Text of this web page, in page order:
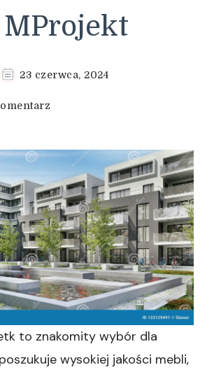
23 czerwca, 2024
i
zaangażowanie
w
tworzenie
mebli
przez
MProjekt
to znakomity wybór dla
wysokiej jakości mebli,